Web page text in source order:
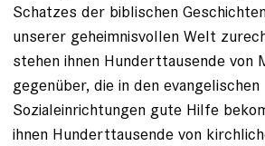
Schatzes der biblischen
unserer geheimnisvollen Welt
stehen ihnen Hunderttausende von
gegenüber, die in den evangelischen
Sozialeinrichtungen gute Hilfe
ihnen Hunderttausende von